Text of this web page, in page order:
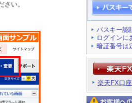
い。
パスキー認
ログインに
暗証番号は
楽天FX口